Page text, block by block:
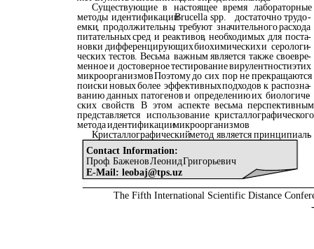
The Fifth International Scientific Distance
Существующие в настоящее время лабораторные
методы идентификацииBrucella spp. достаточно трудо-
емки, продолжительны, требуют значительногорасхода
питательныхсред и реактивов, необходимых для поста-
новки дифференцирующихбиохимическихи серологи-
ческих тестов. Весьма важным является также своевре-
менноеи достоверноетестированиевирулентностиэтих
микроорганизмов
. Поэтомудо сих пор не прекращаются
поиски новыхболее эффективныхподходов к распозна-
ванию данных патогенов и определениюих биологиче-
ских свойств. В этом аспекте весьма перспективным
представляется использование кристаллографического
методаидентификациимикроорганизмов
.
Кристаллографическийметод является принципиаль
-
Contact Information:
Проф. БаженовЛеонидГригорьевич
E-Mail: leobaj@tps.uz